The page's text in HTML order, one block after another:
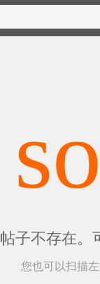
帖子不存在。
您也可以扫描